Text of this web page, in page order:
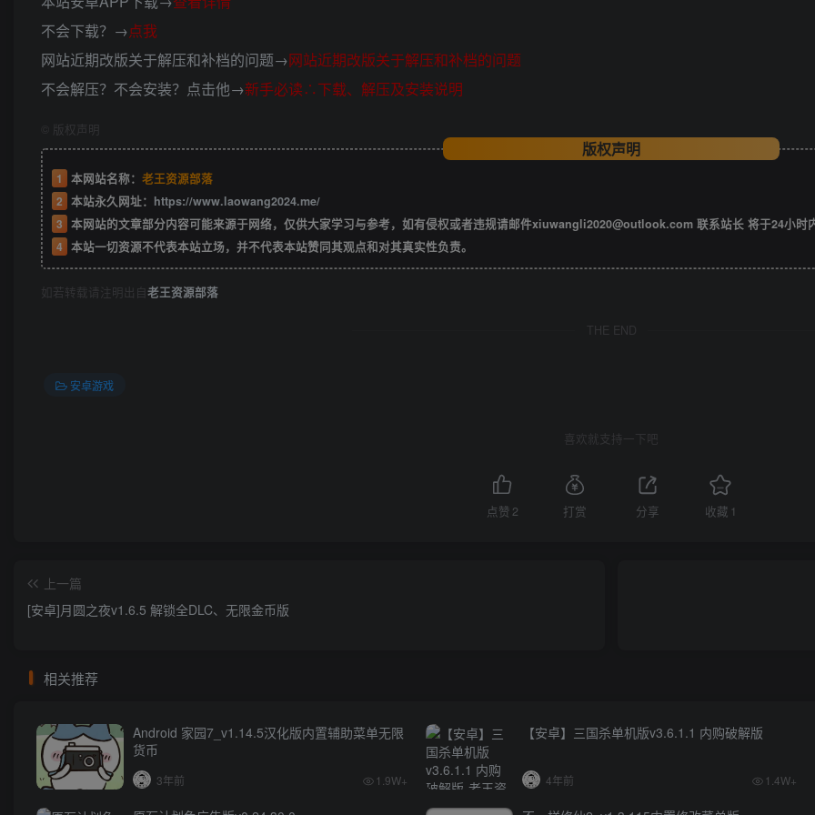
不会下载？→点我
网站近期改版关于解压和补档的问题→网站近期改版关于解压和补档的问题
不会解压？不会安装？点击他→新手必读∴下载、解压及安装说明
版权声明
版权声明
1 本网站名称： 老王资源部落
2 本站永久网址： https://www.laowang2024.me/
3 本网站的文章部分内容可能来源于网络，仅供大家学习与参考，如有侵权或者违规请邮件xiuwangli2020@outlook.com 联系站长 将于24小时
4 本站一切资源不代表本站立场，并不代表本站赞同其观点和对其真实性负责。
如若转载请注明出自老王资源部落
THE END
安卓游戏
喜欢就支持一下吧
点赞 2 打赏 分享 收藏 1
上一篇
[安卓]月圆之夜v1.6.5 解锁全DLC、无限金币版
相关推荐
Android 家园7_v1.14.5汉化版内置辅助菜单无限
货币
3年前 1.9W+
【安卓】三国杀单机版v3.6.1.1 内购破解版
4年前 1.4W+